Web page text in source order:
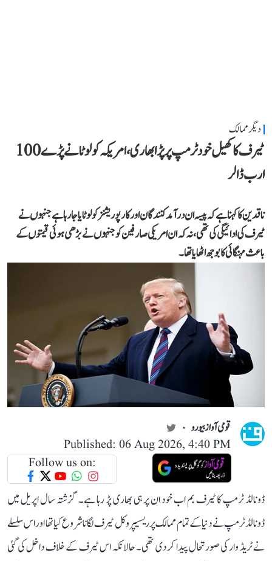
دیگر ممالک
ٹیرف کا کھیل خود ٹرمپ پر پڑا بھاری، امریکہ کو لوٹانے پڑے 100
ارب ڈالر
ناقدین کا کہنا ہے کہ پیسہ ان درآمد کنندگان اور کارپوریشنز کو لوٹایا جا رہا ہے جنہوں نے
ٹیرف کی ادائیگی کی تھی، نہ کہ ان امریکی صارفین کو جنہوں نے بڑھی ہوئی قیمتوں کے
باعث مہنگائی کا بوجھ اٹھایا تھا۔
قومی آواز بیورو
Published: 06 Aug 2026, 4:40 PM
Follow us on:
ڈونالڈ ٹرمپ کا ٹیرف بم اب خود ان پر ہی بھاری پڑ رہا ہے۔ گزشتہ سال اپریل میں
ڈونالڈ ٹرمپ نے دنیا کے تمام ممالک پر ریسیپروکل ٹیرف لگانا شروع کیا تھا اور اس سلسلے
نے ٹریڈ وار کی صورتحال پیدا کر دی تھی۔ حالانکہ اس ٹیرف کے خلاف داخل کی گئی